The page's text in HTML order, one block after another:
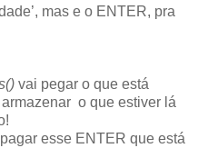
mas e o ENTER, pra
vai pegar o que está
o que estiver lá
esse ENTER que está